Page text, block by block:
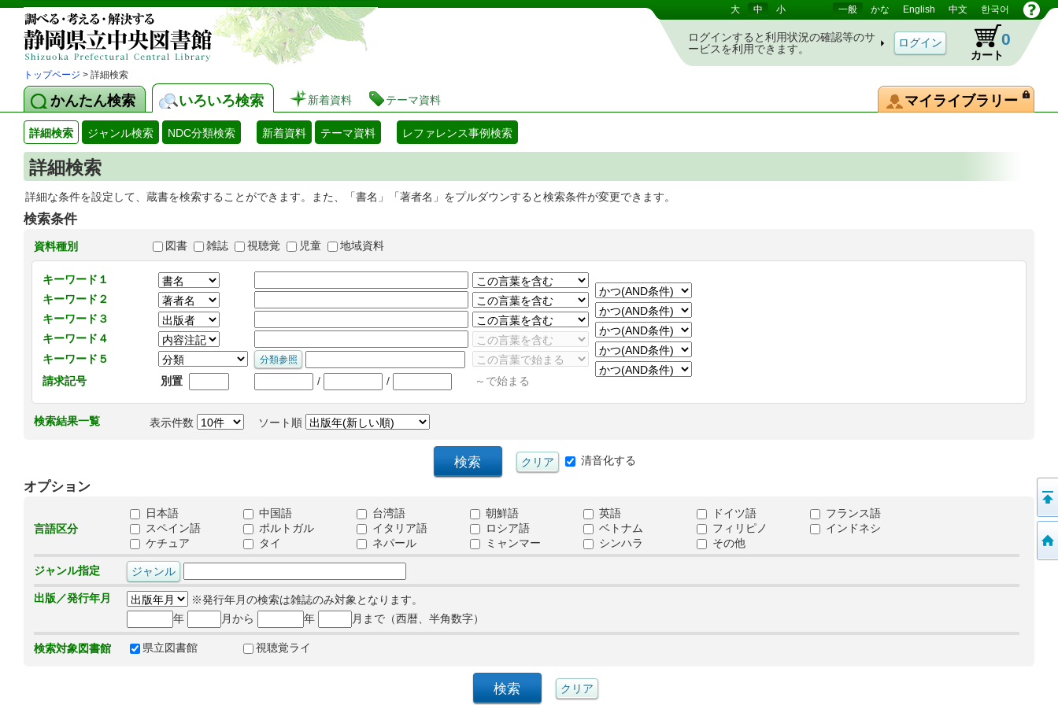
静岡県立図書館 蔵書検索・予約システム 大 中 小 一般 かな English 中文 한국어
ログインすると利用状況の確認等のサ
ービスを利用できます。
カート
0
トップページ > 詳細検索
かんたん検索 いろいろ検索 新着資料 テーマ資料 マイライブラリー
詳細検索 ジャンル検索 NDC分類検索 新着資料 テーマ資料 レファレンス事例検索
詳細検索
詳細な条件を設定して、蔵書を検索することができます。また、「書名」「著者名」をプルダウンすると検索条件が変更できます。
検索条件
資料種別 図書 雑誌 視聴覚 児童 地域資料
キーワード１
キーワード２
キーワード３
キーワード４
キーワード５
請求記号
別置 / / ～で始まる
検索結果一覧 表示件数 ソート順
清音化する
オプション
言語区分
日本語 中国語 台湾語 朝鮮語 英語 ドイツ語
フランス語
スペイン語
ポルトガル イタリア語 ロシア語 ベトナム フィリピノ
インドネシ
ケチュア
タイ ネパール ミャンマー シンハラ その他
ジャンル指定
出版／発行年月
※発行年月の検索は雑誌のみ対象となります。
年
月から 年 月まで（西暦、半角数字）
検索対象図書館 県立図書館 視聴覚ライ